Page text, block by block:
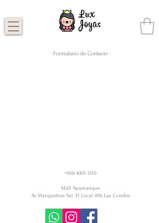
Formulario de Contacto
+569 4901 1516
Mall Apumanque
Av. Manquehue Sur 31 Local 456, Las Condes